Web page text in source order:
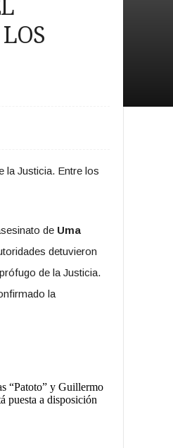
la Justicia. Entre los
deUma
detuvieron
de la Justicia.
la
“Patoto” y Guillermo
puesta a disposición